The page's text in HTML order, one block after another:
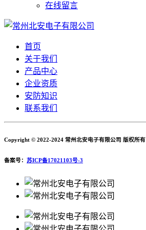
在线留言
首页
关于我们
产品中心
企业资质
安防知识
联系我们
Copyright © 2022-2024 常州北安电子有限公司 版权所有
备案号： 苏ICP备17021103号-3